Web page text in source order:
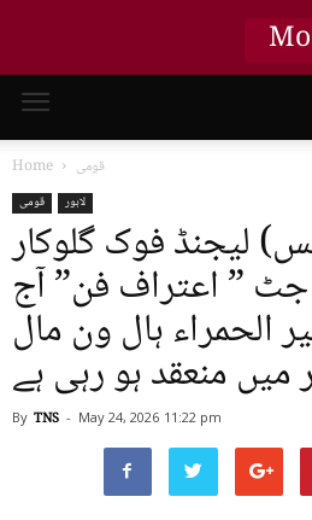
Home قومی
قومی لاہور
لیجنڈ فوک گلوکار
جٹ ” اعتراف فن” آج
الحمراء ہال ون مال
میں منعقد ہو رہی ہے
By TNS - May 24, 2026 11:22 pm